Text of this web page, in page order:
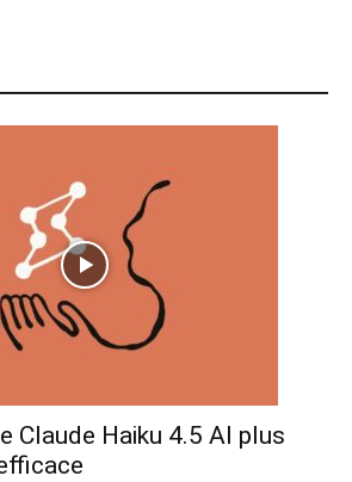
Claude Haiku 4.5 AI plus